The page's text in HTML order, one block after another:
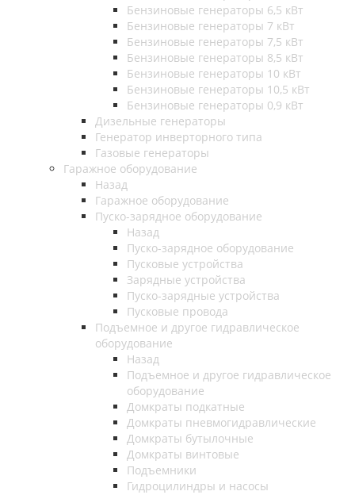
Бензиновые генераторы 6,5 кВт
Бензиновые генераторы 7 кВт
Бензиновые генераторы 7,5 кВт
Бензиновые генераторы 8,5 кВт
Бензиновые генераторы 10 кВт
Бензиновые генераторы 10,5 кВт
Бензиновые генераторы 0,9 кВт
Дизельные генераторы
Генератор инверторного типа
Газовые генераторы
Гаражное оборудование
Назад
Гаражное оборудование
Пуско-зарядное оборудование
Назад
Пуско-зарядное оборудование
Пусковые устройства
Зарядные устройства
Пуско-зарядные устройства
Пусковые провода
Подъемное и другое гидравлическое
оборудование
Назад
Подъемное и другое гидравлическое
оборудование
Домкраты подкатные
Домкраты пневмогидравлические
Домкраты бутылочные
Домкраты винтовые
Подъемники
Гидроцилиндры и насосы